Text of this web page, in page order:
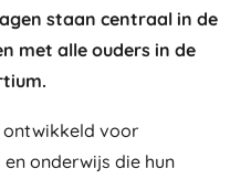
staan centraal in de
met alle ouders in de
ontwikkeld voor
onderwijs die hun